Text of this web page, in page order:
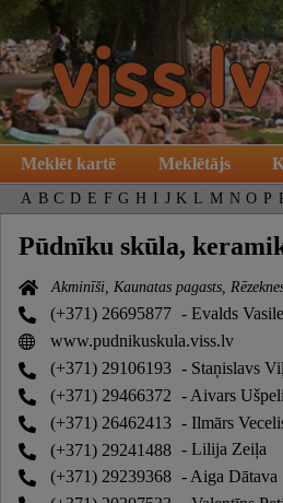
Meklēt kartē Meklētājs
A B C D E F G H I J K L M N O P
Pūdnīku skūla,
Akminīši, Kaunatas pagasts,
(+371) 26695877 - Evalds
www.pudnikuskula.viss.lv
(+371) 29106193 - Staņislavs
(+371) 29466372 - Aivars
(+371) 26462413 - Ilmārs
(+371) 29241488 - Lilija Zeiļa
(+371) 29239368 - Aiga Dātava